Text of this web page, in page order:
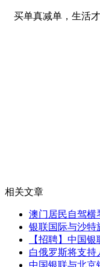
买单真减单，生活
相关文章
澳门居民自驾横
银联国际与沙特
【招聘】中国
白俄罗斯将支持